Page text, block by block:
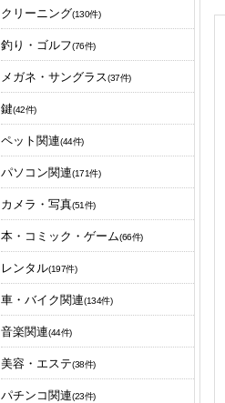
クリーニング(130件)
釣り・ゴルフ(76件)
メガネ・サングラス(37件)
鍵(42件)
ペット関連(44件)
パソコン関連(171件)
カメラ・写真(51件)
本・コミック・ゲーム(66件)
レンタル(197件)
車・バイク関連(134件)
音楽関連(44件)
美容・エステ(38件)
パチンコ関連(23件)